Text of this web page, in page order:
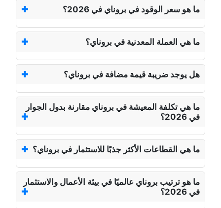
ما هو سعر الوقود في بروناي في 2026؟
ما هي العملة المعدنية في بروناي؟
هل يوجد ضريبة قيمة مضافة في بروناي؟
ما هي تكلفة المعيشة في بروناي مقارنة بدول الجوار
في 2026؟
ما هي القطاعات الأكثر جذبًا للاستثمار في بروناي؟
ما هو ترتيب بروناي عالميًا في بيئة الأعمال والاستثمار
في 2026؟